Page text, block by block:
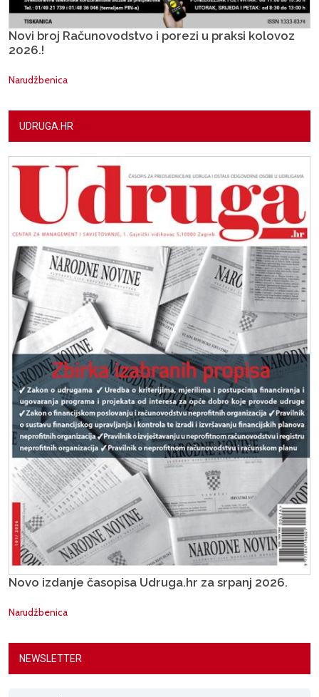
Novi broj Računovodstvo i porezi u praksi kolovoz
2026.!
Narudžbenica
UDRUGA.HR
Novo izdanje časopisa Udruga.hr za srpanj 2026.
Narudžbenica
NEWSLETTER